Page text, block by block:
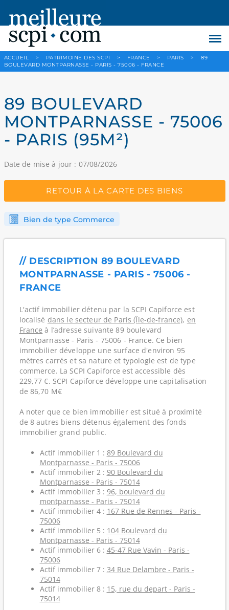
ACCUEIL > PATRIMOINE DES SCPI > FRANCE > PARIS >
89
BOULEVARD MONTPARNASSE - PARIS - 75006 - FRANCE
89 BOULEVARD
MONTPARNASSE - 75006
- PARIS (95M²)
Date de mise à jour : 07/08/2026
RETOUR À LA CARTE DES BIENS
Bien de type Commerce
// DESCRIPTION 89 BOULEVARD
MONTPARNASSE - PARIS - 75006 -
FRANCE
L'actif immobilier détenu par la SCPI Capiforce est
localisé dans le secteur de Paris (Île-de-france), en
France à l’adresse suivante 89 boulevard
Montparnasse - Paris - 75006 - France. Ce bien
immobilier développe une surface d'environ 95
mètres carrés et sa nature et typologie est de type
commerce. La SCPI Capiforce est accessible dès
229,77 €. SCPI Capiforce développe une capitalisation
de 86,70 M€
A noter que ce bien immobilier est situé à proximité
de 8 autres biens détenus également des fonds
immobilier grand public.
Actif immobilier 1 : 89 Boulevard du
Montparnasse - Paris - 75006
Actif immobilier 2 : 90 Boulevard du
Montparnasse - Paris - 75014
Actif immobilier 3 : 96, boulevard du
montparnasse - Paris - 75014
Actif immobilier 4 : 167 Rue de Rennes - Paris -
75006
Actif immobilier 5 : 104 Boulevard du
Montparnasse - Paris - 75014
Actif immobilier 6 : 45-47 Rue Vavin - Paris -
75006
Actif immobilier 7 : 34 Rue Delambre - Paris -
75014
Actif immobilier 8 : 15, rue du depart - Paris -
75014